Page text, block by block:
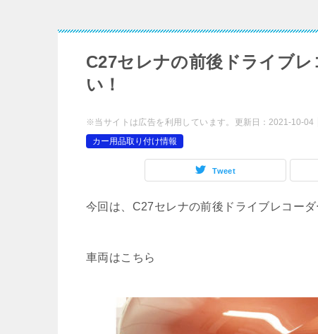
C27セレナの前後ドライブ
い！
※当サイトは広告を利用しています。 更新日： 2021-10-04
カー用品取り付け情報
Tweet
今回は、C27セレナの前後ドライブレコー
車両はこちら